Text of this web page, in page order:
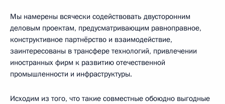
Мы намерены всячески содействовать двусторонним
деловым проектам, предусматривающим равноправное,
конструктивное партнёрство и взаимодействие,
заинтересованы в трансфере технологий, привлечении
иностранных фирм к развитию отечественной
промышленности и инфраструктуры.
Исходим из того, что такие совместные обоюдно выгодные